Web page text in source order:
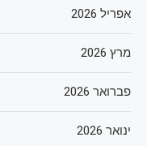
אפריל 2026
מרץ 2026
פברואר 2026
ינואר 2026